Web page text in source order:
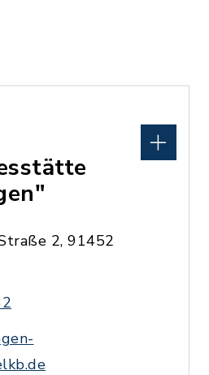
2, 91452